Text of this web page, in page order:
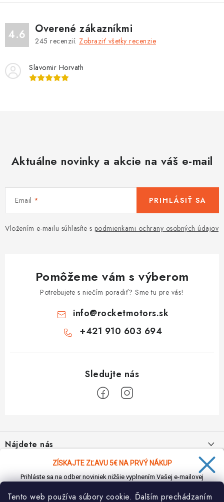
Tento web používa súbory cookie. Ďalším prechádzaním
4.6 Overené zákazníkmi
245 recenzií. Zobraziť všetky recenzie
Slavomir Horvath
Aktuálne novinky a akcie na váš e-mail
Email
Vložením e-mailu súhlasíte s podmienkami ochrany osobných údajov
PRIHLÁSIŤ SA
Pomôžeme vám s výberom
Potrebujete s niečím poradiť? Sme tu pre vás!
info@rocketmotors.sk
+421 910 603 694
p
t
i
Nájdete nás
TOP kategórie
ZÍSKAJTE ZĽAVU 5€ NA PRVÝ NÁKUP
Prihláste sa na odber noviniek nižšie vyplnením Vašej e-mailovej